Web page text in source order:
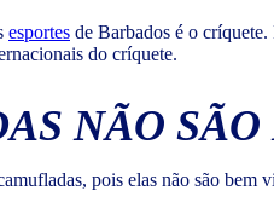
esportes de Barbados é o
do críquete.
NÃO
pois elas não são